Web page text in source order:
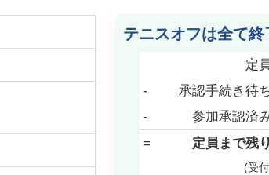
テニスオフは全て終
定
-
承認手続き待
-
参加承認済
=
定員まで残
(受